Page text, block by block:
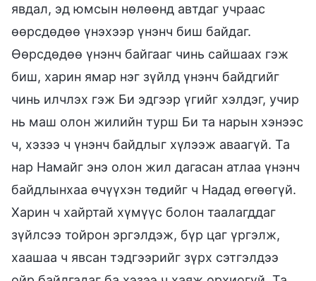
явдал, эд юмсын нөлөөнд автдаг учраас
өөрсдөдөө үнэхээр үнэнч биш байдаг.
Өөрсдөдөө үнэнч байгааг чинь сайшаах гэж
биш, харин ямар нэг зүйлд үнэнч байдгийг
чинь илчлэх гэж Би эдгээр үгийг хэлдэг, учир
нь маш олон жилийн турш Би та нарын хэнээс
ч, хэзээ ч үнэнч байдлыг хүлээж аваагүй. Та
нар Намайг энэ олон жил дагасан атлаа үнэнч
байдлынхаа өчүүхэн төдийг ч Надад өгөөгүй.
Харин ч хайртай хүмүүс болон таалагддаг
зүйлсээ тойрон эргэлдэж, бүр цаг үргэлж,
хаашаа ч явсан тэдгээрийг зүрх сэтгэлдээ